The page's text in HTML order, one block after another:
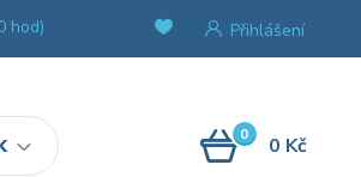
Přihlášení
hod)
0 0 Kč